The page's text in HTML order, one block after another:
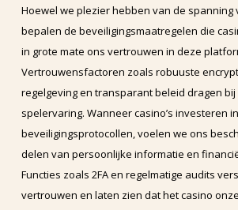
Hoewel we plezier hebben van de spanning
bepalen de beveiligingsmaatregelen die
in grote mate ons vertrouwen in deze
Vertrouwensfactoren zoals robuuste
regelgeving en transparant beleid dragen
spelervaring. Wanneer casino’s investeren
beveiligingsprotocollen, voelen we ons
delen van persoonlijke informatie en
Functies zoals 2FA en regelmatige audits
vertrouwen en laten zien dat het casino